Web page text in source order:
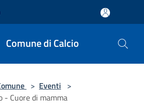
Comune di Calcio
> Eventi >
- Cuore di mamma